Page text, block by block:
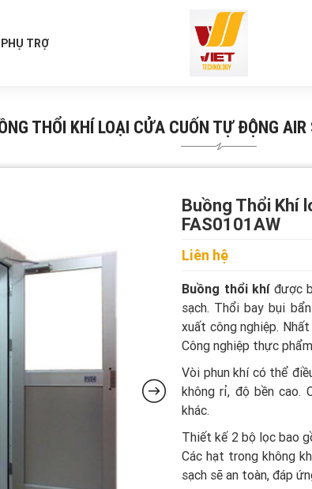
TRỢ
THỔI KHÍ LOẠI CỬA CUỐN TỰ ĐỘNG
Buồng Thổi Khí
FAS0101AW
Liên hệ
Buồng thổi khíđược
sạch. Thổi bay bụi
xuất công nghiệp.
Công nghiệp thực
Vòi phun khí có thể
không rỉ, độ bền cao.
khác.
Thiết kế 2 bộ lọc bao
Các hạt trong không
sạch sẽ an toàn, đáp